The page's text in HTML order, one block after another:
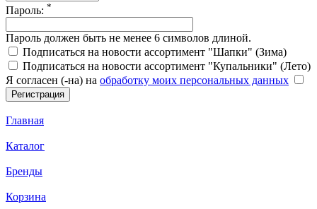
Пароль: *
Пароль должен быть не менее 6 символов длиной.
Подписаться на новости ассортимент "Шапки" (Зима)
Подписаться на новости ассортимент "Купальники" (Лето)
Я согласен (-на) на обработку моих персональных данных
Главная
Каталог
Бренды
Корзина